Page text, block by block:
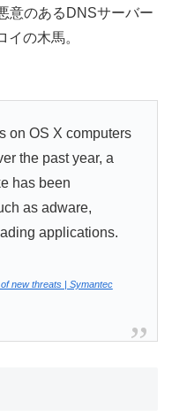
意のあるDNSサーバー
の木馬。
on OS X computers
the past year, a
has been
as adware,
applications.
new threats | Symantec